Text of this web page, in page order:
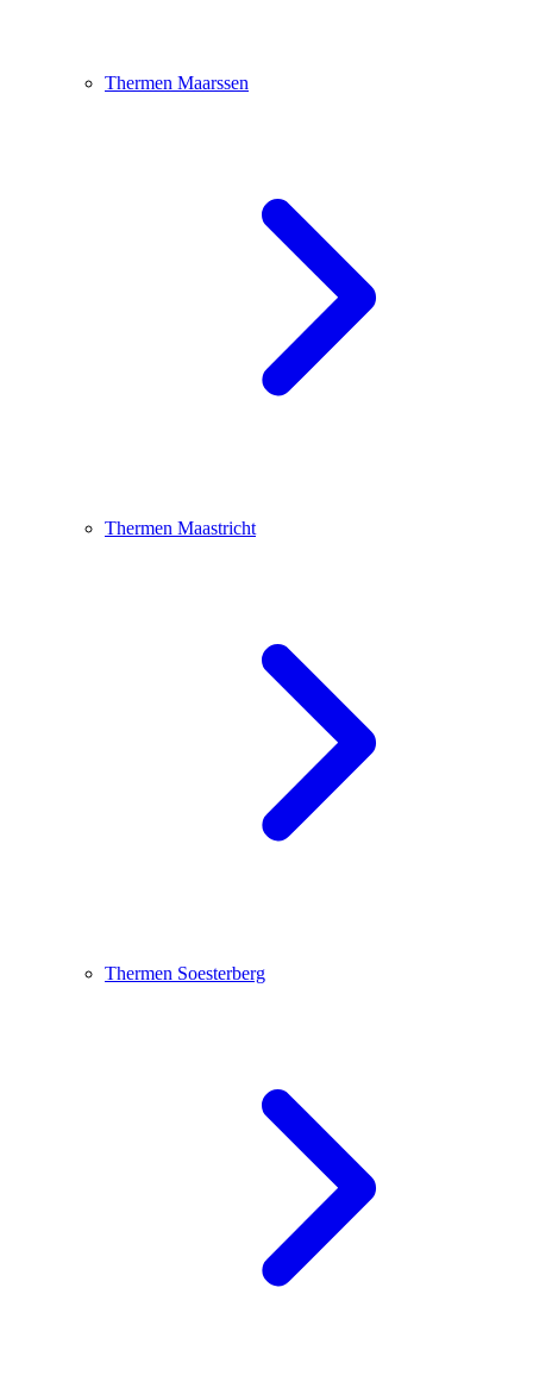
Thermen Maarssen
Thermen Maastricht
Thermen Soesterberg